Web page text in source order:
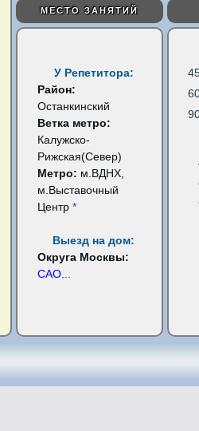
МЕСТО ЗАНЯТИЙ
У Репетитора:
Район:
Останкинский
Ветка метро:
Калужско-
Рижская(Север)
Метро: м.ВДНХ,
м.Выставочный
Центр*
Выезд на дом:
Округа Москвы:
САО